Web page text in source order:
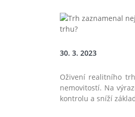
30. 3. 2023
Oživení realitního
nemovitostí. Na
kontrolu a sníží